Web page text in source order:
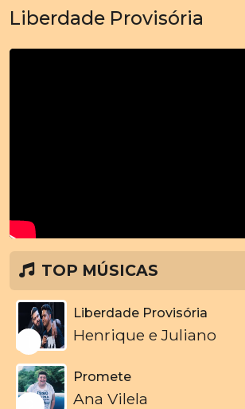
Liberdade Provisória
TOP MÚSICAS
Liberdade Provisória
Henrique e Juliano
Promete
Ana Vilela